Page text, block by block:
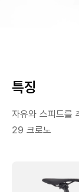
특징
자유와 스피드를
29 크로노